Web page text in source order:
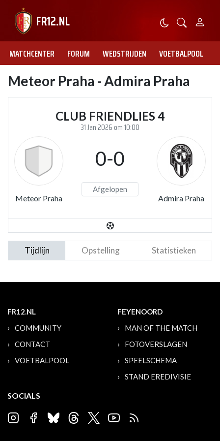
MATCHCENTER FORUM WEDSTRIJDEN VOETBALPOOL
Meteor Praha - Admira Praha
CLUB FRIENDLIES 4
31 Jan 2026 om 10:00
Meteor Praha
0-0
Afgelopen
Admira Praha
Tijdlijn Opstelling Statistieken
FR12.NL
COMMUNITY
CONTACT
VOETBALPOOL
FEYENOORD
MAN OF THE MATCH
FOTOVERSLAGEN
SPEELSCHEMA
STAND EREDIVISIE
SOCIALS